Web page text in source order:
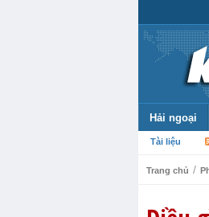
Hải ngoại
Tài liệu
Trang chủ /